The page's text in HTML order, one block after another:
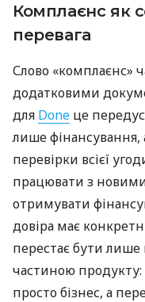
Комплаєнс як
перевага
Слово «комплаєнс»
додатковими
для Done це
лише фінансування,
перевірки всієї
працювати з
отримувати
довіра має
перестає бути лише
частиною
просто бізнес, а